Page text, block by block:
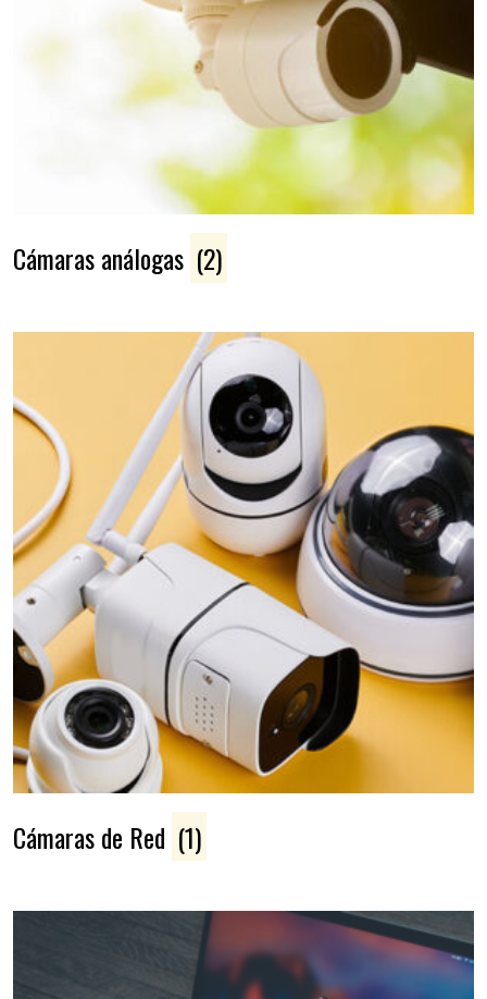
Cámaras análogas (2)
Cámaras de Red (1)